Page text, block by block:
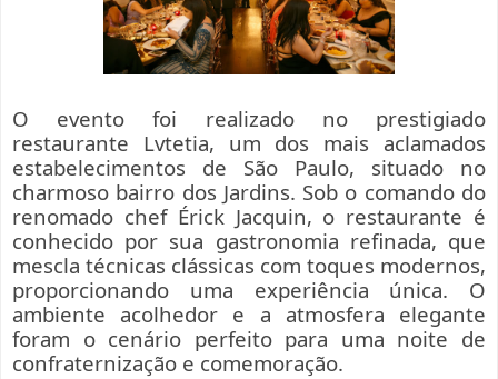
O evento foi realizado no prestigiado
restaurante Lvtetia, um dos mais aclamados
estabelecimentos de São Paulo, situado no
charmoso bairro dos Jardins. Sob o comando do
renomado chef Érick Jacquin, o restaurante é
conhecido por sua gastronomia refinada, que
mescla técnicas clássicas com toques modernos,
proporcionando uma experiência única. O
ambiente acolhedor e a atmosfera elegante
foram o cenário perfeito para uma noite de
confraternização e comemoração.